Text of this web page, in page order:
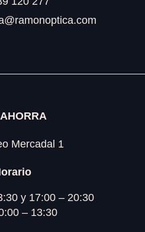
Mercadal 1
y 17:00 – 20:30
– 13:30